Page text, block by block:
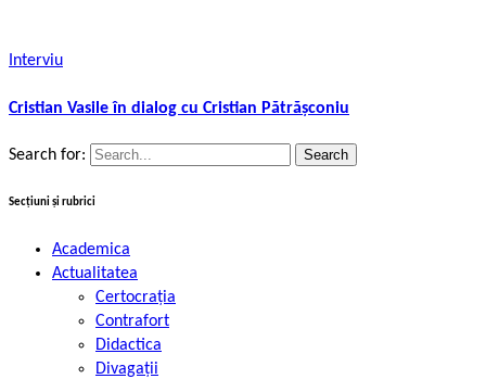
Interviu
Cristian Vasile în dialog cu Cristian Pătrășconiu
Search for:
Secțiuni și rubrici
Academica
Actualitatea
Certocrația
Contrafort
Didactica
Divagații